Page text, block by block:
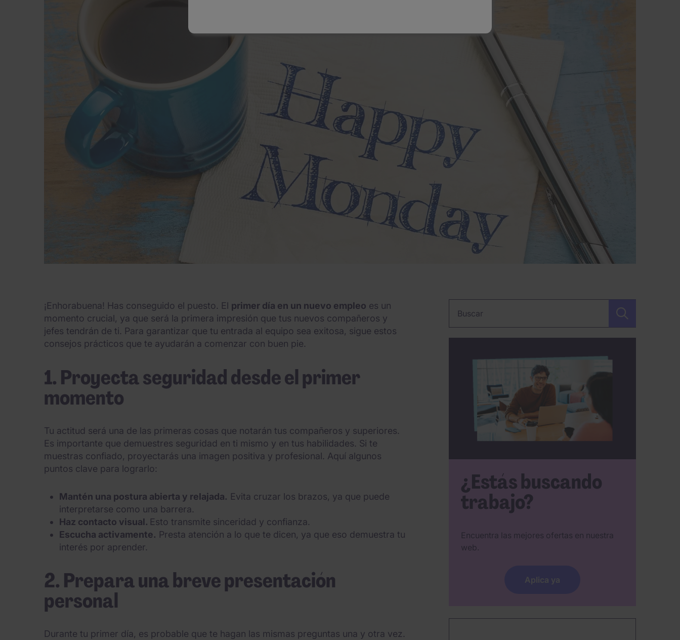
¡Enhorabuena! Has conseguido el puesto. El primer día en un nuevo empleo es un
momento crucial, ya que será la primera impresión que tus nuevos compañeros y
jefes tendrán de ti. Para garantizar que tu entrada al equipo sea exitosa, sigue estos
consejos prácticos que te ayudarán a comenzar con buen pie.
1. Proyecta seguridad desde el primer
momento
Tu actitud será una de las primeras cosas que notarán tus compañeros y superiores.
Es importante que demuestres seguridad en ti mismo y en tus habilidades. Si te
muestras confiado, proyectarás una imagen positiva y profesional. Aquí algunos
puntos clave para lograrlo:
Mantén una postura abierta y relajada. Evita cruzar los brazos, ya que puede
interpretarse como una barrera.
Haz contacto visual. Esto transmite sinceridad y confianza.
Escucha activamente. Presta atención a lo que te dicen, ya que eso demuestra tu
interés por aprender.
2. Prepara una breve presentación
personal
Durante tu primer día, es probable que te hagan las mismas preguntas una y otra vez.
¿Estás buscando
trabajo?
Encuentra las mejores ofertas en nuestra
web.
Aplica ya